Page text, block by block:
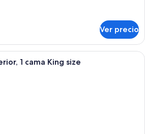
Ver precio
Habitación de hotel con una cama
1 cama King size